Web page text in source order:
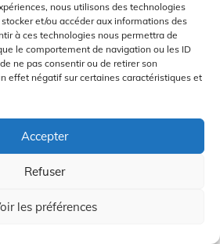
nous utilisons des technologies
et/ou accéder aux informations des
à ces technologies nous permettra de
le comportement de navigation ou les ID
ne pas consentir ou de retirer son
effet négatif sur certaines caractéristiques et
Accepter
Refuser
les préférences
une prise ferme et
améliorant ainsi votre
Sa construction en cuir
améliorés assurent
laissant vos mains
même par temps doux. Ce gant
durabilité et confort pour
et élégance incomparable